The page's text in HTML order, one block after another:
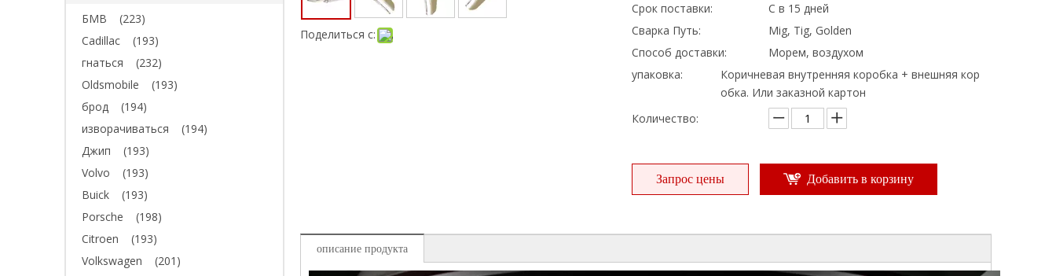
БМВ
(223)
Cadillac
(193)
гнаться
(232)
Oldsmobile
(193)
брод
(194)
изворачиваться
(194)
Джип
(193)
Volvo
(193)
Buick
(193)
Porsche
(198)
Citroen
(193)
Volkswagen
(201)
Поделиться с:
Срок поставки:
С в 15 дней
Сварка Путь:
Mig, Tig, Golden
Способ доставки:
Морем, воздухом
упаковка:
Коричневая внутренняя коробка + внешняя кор
обка. Или заказной картон
Количество:
Запрос цены Добавить в корзину
описание продукта